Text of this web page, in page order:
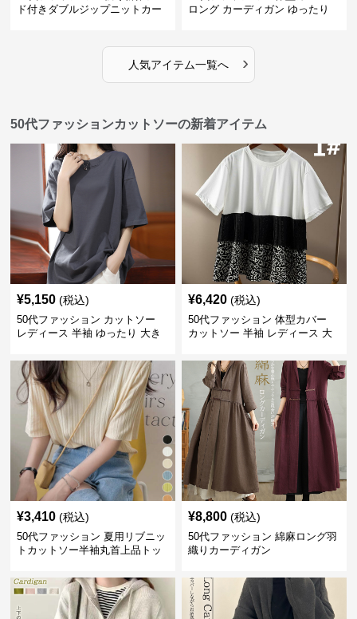
ド付きダブルジップニットカー
ロング カーディガン ゆったり
人気アイテム一覧へ ›
50代ファッションカットソーの新着アイテム
¥5,150 (税込)
50代ファッション カットソー
レディース 半袖 ゆったり 大き
¥6,420 (税込)
50代ファッション 体型カバー
カットソー 半袖 レディース 大
¥3,410 (税込)
50代ファッション 夏用リブニッ
トカットソー半袖丸首上品トッ
¥8,800 (税込)
50代ファッション 綿麻ロング羽
織りカーディガン